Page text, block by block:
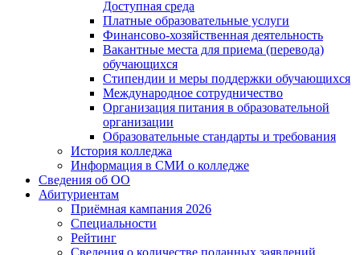
Доступная среда
Платные образовательные услуги
Финансово-хозяйственная деятельность
Вакантные места для приема (перевода)
обучающихся
Стипендии и меры поддержки обучающихся
Международное сотрудничество
Организация питания в образовательной
организации
Образовательные стандарты и требования
История колледжа
Информация в СМИ о колледже
Сведения об ОО
Абитуриентам
Приёмная кампания 2026
Специальности
Рейтинг
Сведения о количестве поданных заявлений